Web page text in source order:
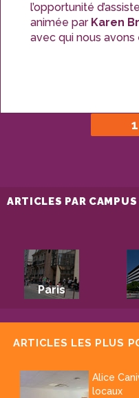
l’opportunité
animée par Karen
avec qui nous avons
PAGINATION
PAGE1
ARTICLES PAR CAMPUS
Paris
ARTICLES LES PLUS
Alice
locaux